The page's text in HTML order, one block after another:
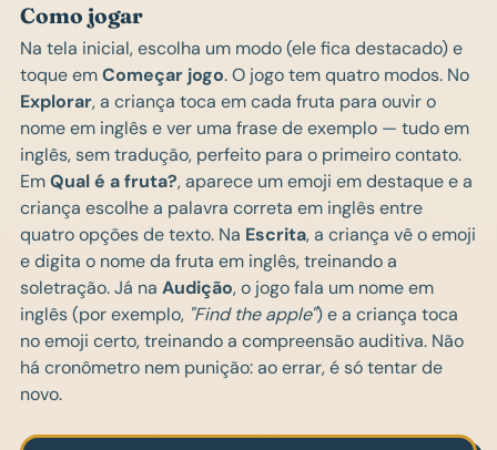
Como jogar
Na tela inicial, escolha um modo (ele fica destacado) e
toque emComeçar jogo. O jogo tem quatro modos. No
Explorar, a criança toca em cada fruta para ouvir o
nome em inglês e ver uma frase de exemplo — tudo em
inglês, sem tradução, perfeito para o primeiro contato.
EmQual é a fruta?, aparece um emoji em destaque e a
criança escolhe a palavra correta em inglês entre
quatro opções de texto. Na Escrita, a criança vê o emoji
e digita o nome da fruta em inglês, treinando a
soletração. Já na Audição, o jogo fala um nome em
inglês (por exemplo, "Find the apple") e a criança toca
no emoji certo, treinando a compreensão auditiva. Não
há cronômetro nem punição: ao errar, é só tentar de
novo.